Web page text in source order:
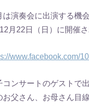
は演奏会に出演する機
月22日（日）に開催
www.facebook.com/
コンサートのゲストで
お父さん、お母さん目